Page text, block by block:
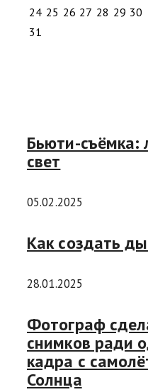
24 25 26 27 28 29 30
31
Бьюти-съёмка:
свет
05.02.2025
Как создать
28.01.2025
Фотограф
снимков ради
кадра с
Солнца